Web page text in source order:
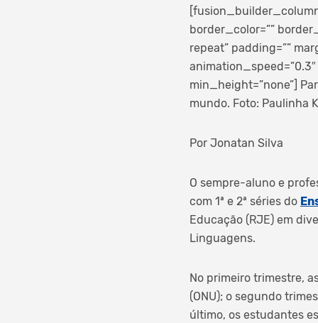
border_color=””
repeat” padding=””
min_height=”none”]
mundo. Foto: Paulinha
Por Jonatan Silva
O sempre-aluno e
com 1ª e 2ª séries do
Educação (RJE) em
Linguagens.
No primeiro trimestre,
(ONU); o segundo
último, os estudantes